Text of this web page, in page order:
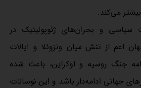
می‌کند.
سیاسی و بحران‌های ژئوپولیتیک در
اعم از تنش میان ونزوئلا و ایالات
جنگ روسیه و اوکراین، باعث شده
جهانی ادامه‌دار باشد و این نوسانات